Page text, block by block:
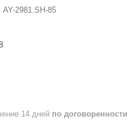
AY-2981.SH-85
14 дней по договоренности